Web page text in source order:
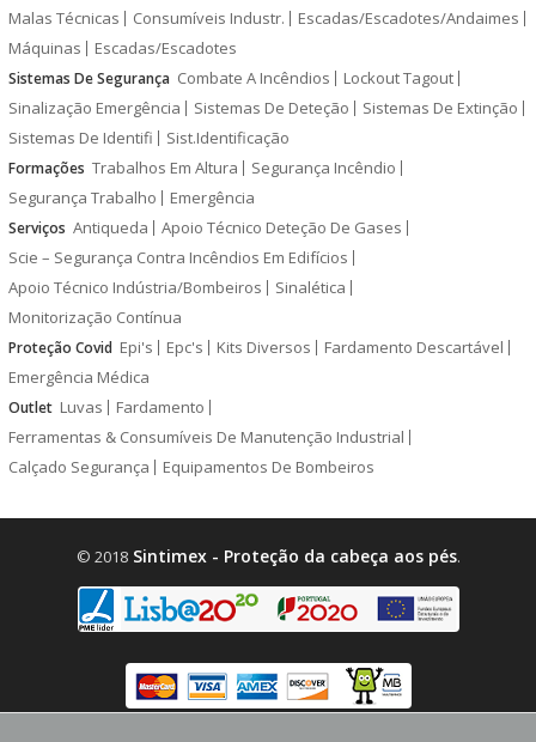
Malas Técnicas
Consumíveis Industr.
Escadas/Escadotes/Andaimes
Máquinas
Escadas/Escadotes
Sistemas De Segurança Combate A Incêndios
Lockout Tagout
Sinalização Emergência
Sistemas De Deteção
Sistemas De Extinção
Sistemas De Identifi
Sist.Identificação
Formações Trabalhos Em Altura
Segurança Incêndio
Segurança Trabalho
Emergência
Serviços Antiqueda
Apoio Técnico Deteção De Gases
Scie – Segurança Contra Incêndios Em Edifícios
Apoio Técnico Indústria/Bombeiros
Sinalética
Monitorização Contínua
Proteção Covid Epi's Epc's Kits Diversos
Fardamento Descartável
Emergência Médica
Outlet Luvas
Fardamento
Ferramentas & Consumíveis De Manutenção Industrial
Calçado Segurança
Equipamentos De Bombeiros
© 2018Sintimex - Proteção da cabeça aos pés.